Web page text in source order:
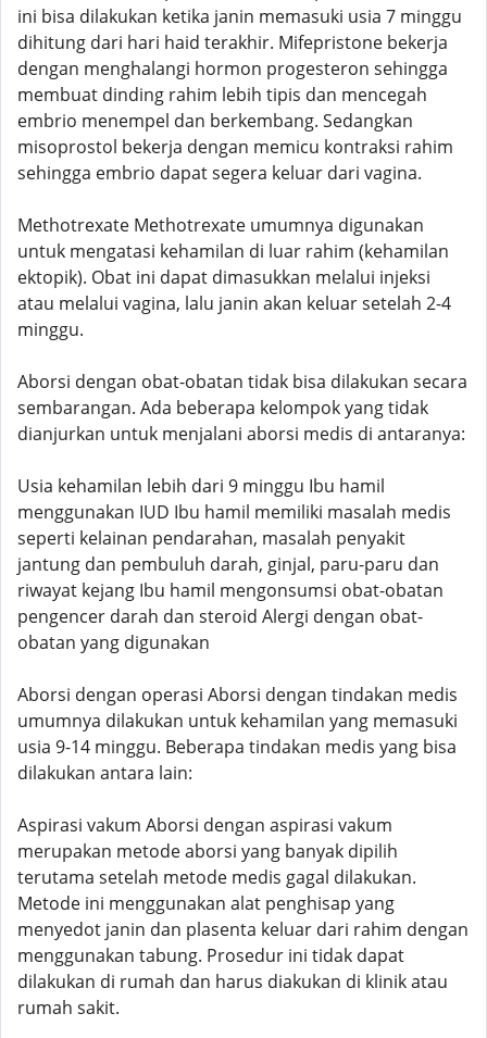
ini bisa dilakukan ketika janin memasuki usia 7 minggu
dihitung dari hari haid terakhir. Mifepristone bekerja
dengan menghalangi hormon progesteron sehingga
membuat dinding rahim lebih tipis dan mencegah
embrio menempel dan berkembang. Sedangkan
misoprostol bekerja dengan memicu kontraksi rahim
sehingga embrio dapat segera keluar dari vagina.
Methotrexate Methotrexate umumnya digunakan
untuk mengatasi kehamilan di luar rahim (kehamilan
ektopik). Obat ini dapat dimasukkan melalui injeksi
atau melalui vagina, lalu janin akan keluar setelah 2-4
minggu.
Aborsi dengan obat-obatan tidak bisa dilakukan secara
sembarangan. Ada beberapa kelompok yang tidak
dianjurkan untuk menjalani aborsi medis di antaranya:
Usia kehamilan lebih dari 9 minggu Ibu hamil
menggunakan IUD Ibu hamil memiliki masalah medis
seperti kelainan pendarahan, masalah penyakit
jantung dan pembuluh darah, ginjal, paru-paru dan
riwayat kejang Ibu hamil mengonsumsi obat-obatan
pengencer darah dan steroid Alergi dengan obat-
obatan yang digunakan
Aborsi dengan operasi Aborsi dengan tindakan medis
umumnya dilakukan untuk kehamilan yang memasuki
usia 9-14 minggu. Beberapa tindakan medis yang bisa
dilakukan antara lain:
Aspirasi vakum Aborsi dengan aspirasi vakum
merupakan metode aborsi yang banyak dipilih
terutama setelah metode medis gagal dilakukan.
Metode ini menggunakan alat penghisap yang
menyedot janin dan plasenta keluar dari rahim dengan
menggunakan tabung. Prosedur ini tidak dapat
dilakukan di rumah dan harus diakukan di klinik atau
rumah sakit.